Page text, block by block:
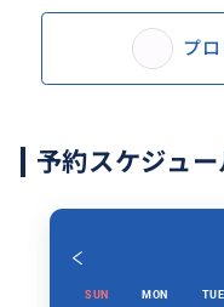
プ
予約スケジュー
SUN MON TUE